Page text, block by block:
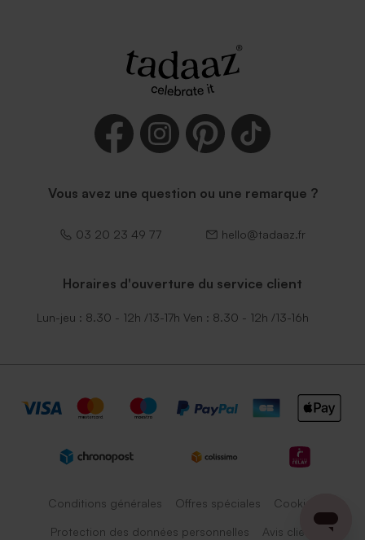
Vous avez une question ou une remarque ?
03 20 23 49 77 hello@tadaaz.fr
Horaires d'ouverture du service client
Lun-jeu : 8.30 - 12h /13-17h Ven : 8.30 - 12h /13-16h
Conditions générales Offres spéciales Cookies
Protection des données personnelles Avis client